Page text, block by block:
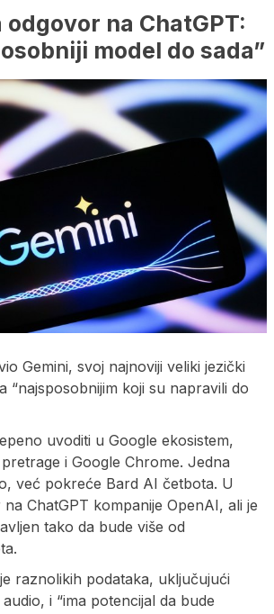
odgovor na ChatGPT:
model do sada”
Gemini, svoj najnoviji veliki jezički
“najsposobnijim koji su napravili do
uvoditi u Google ekosistem,
i Google Chrome. Jedna
već pokreće Bard AI četbota. U
ChatGPT kompanije OpenAI, ali je
tako da bude više od
raznolikih podataka, uključujući
i “ima potencijal da bude